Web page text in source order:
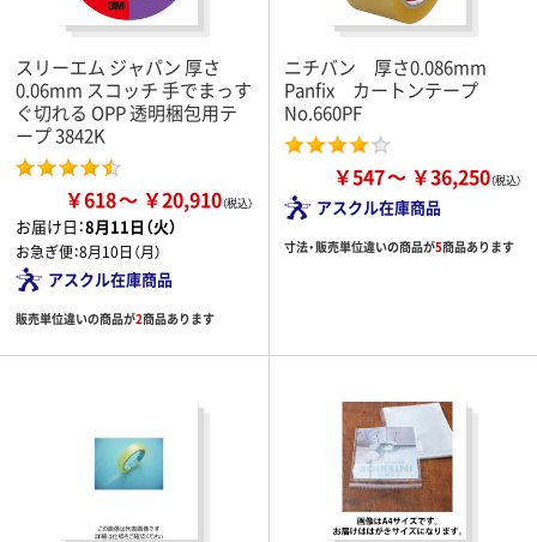
スリーエム ジャパン 厚さ
0.06mm スコッチ 手でまっす
ぐ切れる OPP 透明梱包用テ
ープ 3842K
￥618 ￥20,910
お届け日：8月11日（火）
お急ぎ便：8月10日（月）
アスクル在庫商品
販売単位違いの商品が2商品あります
ニチバン 厚さ0.086mm
Panfix カートンテープ
No.660PF
￥547 ￥36,250
アスクル在庫商品
寸法・販売単位違いの商品が5商品あります